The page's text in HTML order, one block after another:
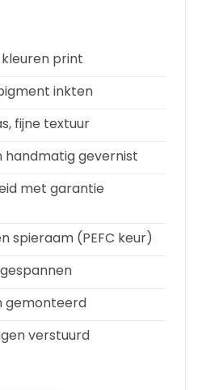
print
inkten
fijne textuur
handmatig gevernist
met garantie
spieraam (PEFC keur)
gemonteerd
verstuurd